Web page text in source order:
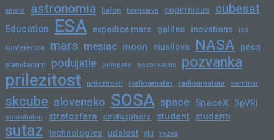
apollo astronomia balon bratislava copernicus cubesat
Education ESA expedice mars galileo inovations iss
konferencia mars mesiac moon musilova NASA pecs
planetarium podujatie polopate pozorovanie pozvanka
prilezitost prilezitosti radioamater radioamateur seminar
skcube slovensko SOSA space SpaceX SpVRI
stratobalon stratosfera stratosphere student studenti
sutaz technologies udalost vju vyzva